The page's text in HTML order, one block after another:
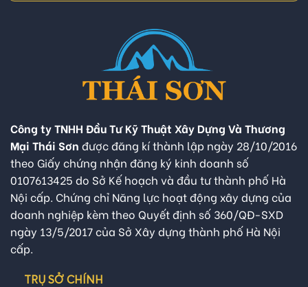
Công ty TNHH Đầu Tư Kỹ Thuật Xây Dựng Và Thương
Mại Thái Sơn được đăng kí thành lập ngày 28/10/2016
theo Giấy chứng nhận đăng ký kinh doanh số
0107613425 do Sở Kế hoạch và đầu tư thành phố Hà
Nội cấp. Chứng chỉ Năng lực hoạt động xây dựng của
doanh nghiệp kèm theo Quyết định số 360/QĐ-SXD
ngày 13/5/2017 của Sở Xây dựng thành phố Hà Nội
cấp.
TRỤ SỞ CHÍNH